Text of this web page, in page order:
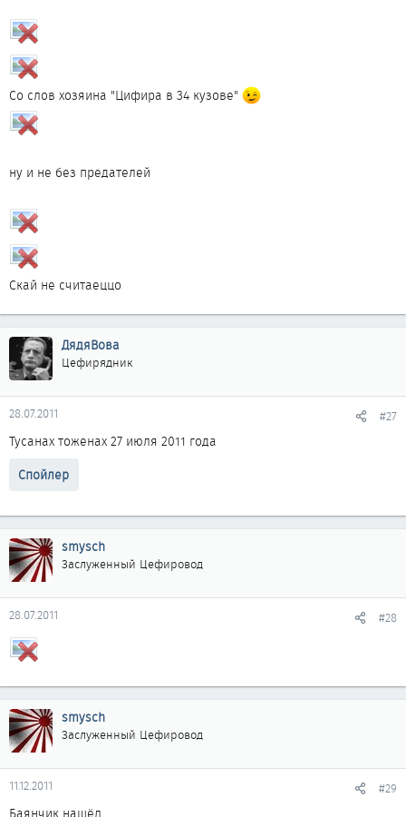
Со слов хозяина "Цифира в 34 кузове"
ну и не без предателей
Скай не считаеццо
ДядяВова
Цефирядник
28.07.2011 #27
Тусанах тоженах 27 июля 2011 года
Спойлер
smysch
Заслуженный Цефировод
28.07.2011 #28
smysch
Заслуженный Цефировод
11.12.2011 #29